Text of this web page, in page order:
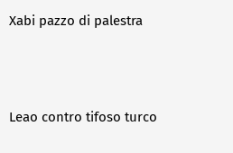
Xabi pazzo di palestra
Leao contro tifoso turco